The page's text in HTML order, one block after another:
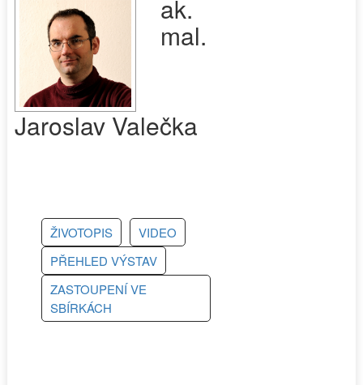
ak.
mal.
Jaroslav Valečka
ŽIVOTOPIS
VIDEO
PŘEHLED VÝSTAV
ZASTOUPENÍ VE
SBÍRKÁCH